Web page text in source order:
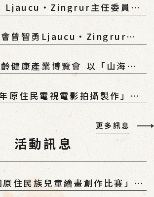
Ljaucu‧Zingrur主任委員出
鄉公所 2026滿州鄉八八灣收
會曾智勇Ljaucu‧Zingrur主
年第1屆全國原鄉盃排球錦
健康產業博覽會 以「山海原
」打造部落樂齡旅遊新風潮
原住民電視電影拍攝製作」藝
(案號：115021)
更多訊息
活動訊息
原住民族兒童繪畫創作比賽」簡